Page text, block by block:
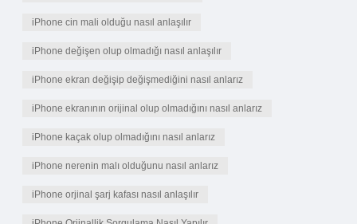
iPhone cin mali olduğu nasıl anlaşılır
iPhone değişen olup olmadığı nasıl anlaşılır
iPhone ekran değişip değişmediğini nasıl anlarız
iPhone ekranının orijinal olup olmadığını nasıl anlarız
iPhone kaçak olup olmadığını nasıl anlarız
iPhone nerenin malı olduğunu nasıl anlarız
iPhone orjinal şarj kafası nasıl anlaşılır